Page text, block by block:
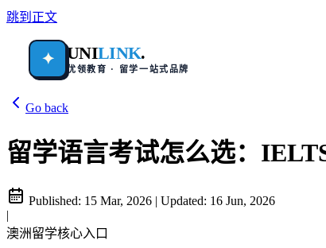
跳到正文
✦ UNILINK.
优领教育 · 留学一站式品牌
Go back
留学语言考试怎么选：
Published: 15 Mar, 2026 | Updated: 16 Jun, 2026
|
澳洲留学核心入口